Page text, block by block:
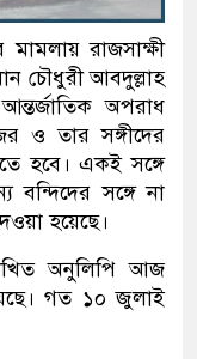
রাজসাক্ষী
চৌধুরী আবদুল্লাহ
অপরাধ
ও তার সঙ্গীদের
হবে। একই সঙ্গে
বন্দিদের সঙ্গে না
হয়েছে।
অনুলিপি আজ
গত ১০ জুলাই